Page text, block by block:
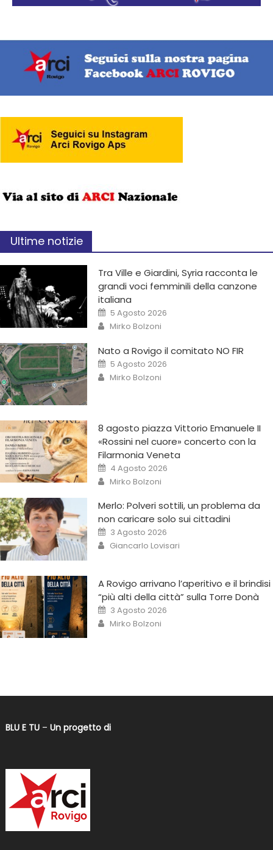
Ultime notizie
Tra Ville e Giardini, Syria racconta le
grandi voci femminili della canzone
italiana
5 Agosto 2026
Mirko Bolzoni
Nato a Rovigo il comitato NO FIR
5 Agosto 2026
Mirko Bolzoni
8 agosto piazza Vittorio Emanuele II
«Rossini nel cuore» concerto con la
Filarmonia Veneta
4 Agosto 2026
Mirko Bolzoni
Merlo: Polveri sottili, un problema da
non caricare solo sui cittadini
3 Agosto 2026
Giancarlo Lovisari
A Rovigo arrivano l’aperitivo e il brindisi
“più alti della città” sulla Torre Donà
3 Agosto 2026
Mirko Bolzoni
BLU E TU– Un progetto di